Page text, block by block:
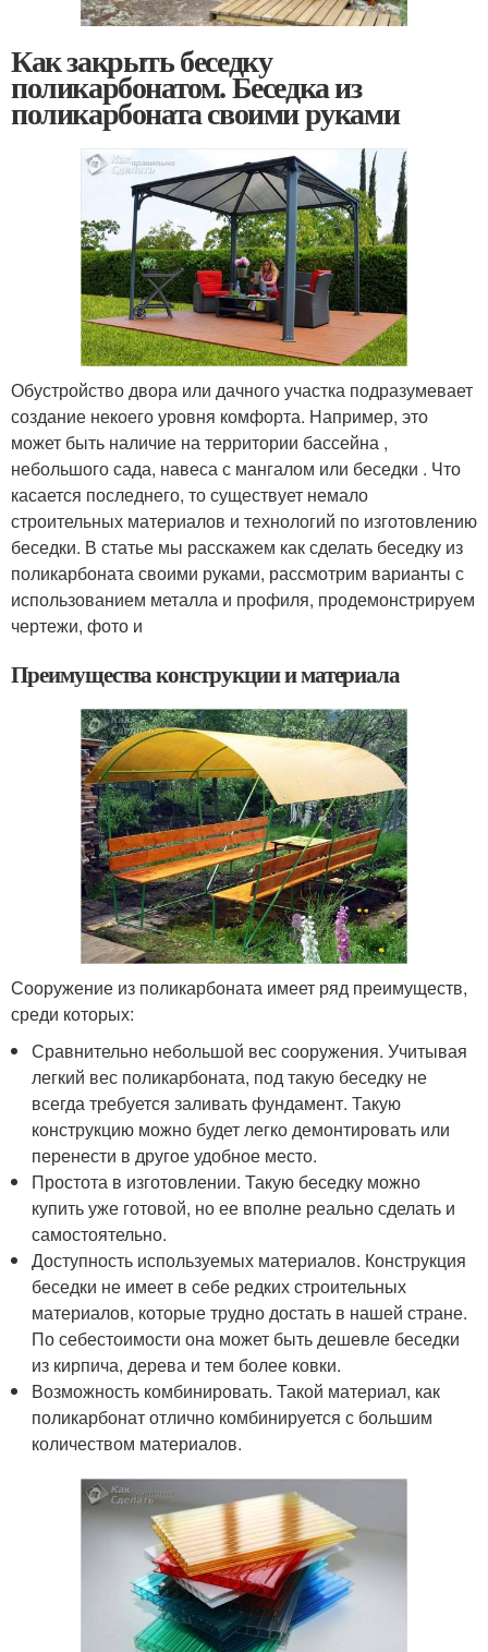
Как закрыть беседку
поликарбонатом. Беседка из
поликарбоната своими руками
Обустройство двора или дачного участка подразумевает
создание некоего уровня комфорта. Например, это
может быть наличие на территории бассейна ,
небольшого сада, навеса с мангалом или беседки . Что
касается последнего, то существует немало
строительных материалов и технологий по изготовлению
беседки. В статье мы расскажем как сделать беседку из
поликарбоната своими руками, рассмотрим варианты с
использованием металла и профиля, продемонстрируем
чертежи, фото и
Преимущества конструкции и материала
Сооружение из поликарбоната имеет ряд преимуществ,
среди которых:
Сравнительно небольшой вес сооружения. Учитывая
легкий вес поликарбоната, под такую беседку не
всегда требуется заливать фундамент. Такую
конструкцию можно будет легко демонтировать или
перенести в другое удобное место.
Простота в изготовлении. Такую беседку можно
купить уже готовой, но ее вполне реально сделать и
самостоятельно.
Доступность используемых материалов. Конструкция
беседки не имеет в себе редких строительных
материалов, которые трудно достать в нашей стране.
По себестоимости она может быть дешевле беседки
из кирпича, дерева и тем более ковки.
Возможность комбинировать. Такой материал, как
поликарбонат отлично комбинируется с большим
количеством материалов.